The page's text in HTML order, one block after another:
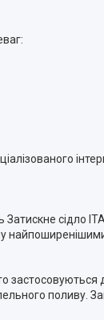
сідло
поливу.